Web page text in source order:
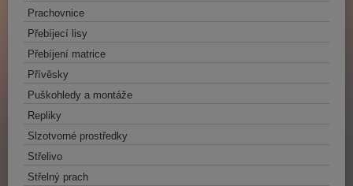
Prachovnice
Přebíjecí lisy
Přebíjení matrice
Přívěsky
Puškohledy a montáže
Repliky
Slzotvorné prostředky
Střelivo
Střelný prach